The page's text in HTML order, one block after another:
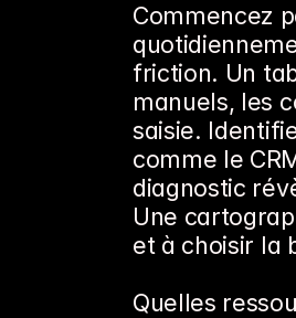
Commencez
friction. Un
manuels, les
saisie.
comme le
diagnostic
Une
et à choisir la
Quelles